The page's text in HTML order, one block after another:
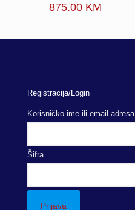
875.00 KM
Registracija/Login
Korisničko ime ili email adresa
Šifra